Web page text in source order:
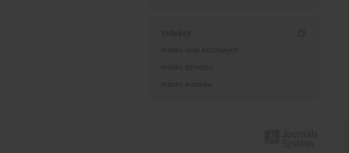
Indeksy
Indeks słów kluczowych
Indeks dziedzin
Indeks autorów